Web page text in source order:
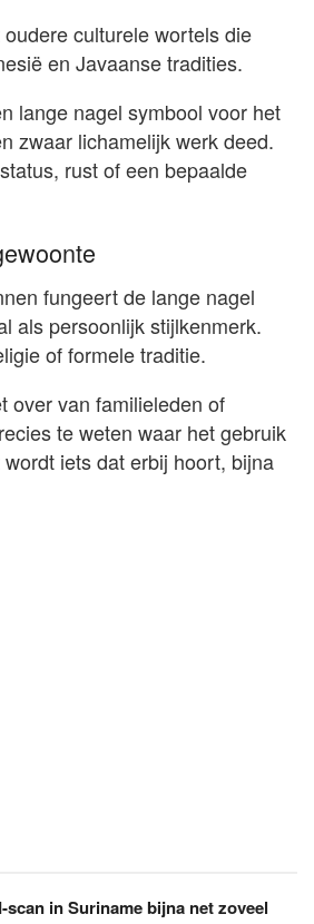
culturele wortels die
en Javaanse tradities.
lange nagel symbool voor het
zwaar lichamelijk werk deed.
rust of een bepaalde
fungeert de lange nagel
als persoonlijk stijlkenmerk.
of formele traditie.
over van familieleden of
te weten waar het gebruik
iets dat erbij hoort, bijna
scan in Suriname bijna net zoveel